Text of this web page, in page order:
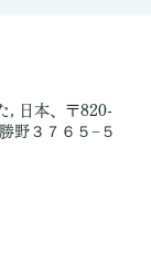
, 日本、〒820-
野３７６５−５